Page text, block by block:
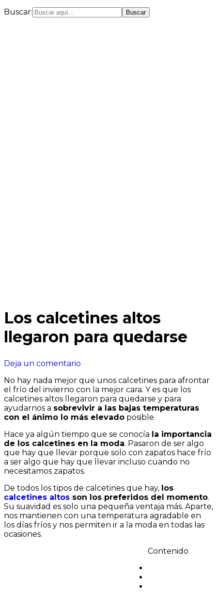
Buscar:
Los calcetines altos
llegaron para quedarse
Deja un comentario
calcetines
altos
llegaron
para
quedarse
No hay nada mejor que unos calcetines para afrontar
el frío del invierno con la mejor cara. Y es que los
calcetines altos llegaron para quedarse y para
ayudarnos a sobrevivir a las bajas temperaturas
con el ánimo lo más elevado posible.
Hace ya algún tiempo que se conocía la importancia
de los calcetines en la moda. Pasaron de ser algo
que hay que llevar porque solo con zapatos hace frío
a ser algo que hay que llevar incluso cuando no
necesitamos zapatos.
De todos los tipos de calcetines que hay, los
calcetines altos son los preferidos del momento.
Su suavidad es solo una pequeña ventaja más. Aparte,
nos mantienen con una temperatura agradable en
los días fríos y nos permiten ir a la moda en todas las
ocasiones.
Contenido